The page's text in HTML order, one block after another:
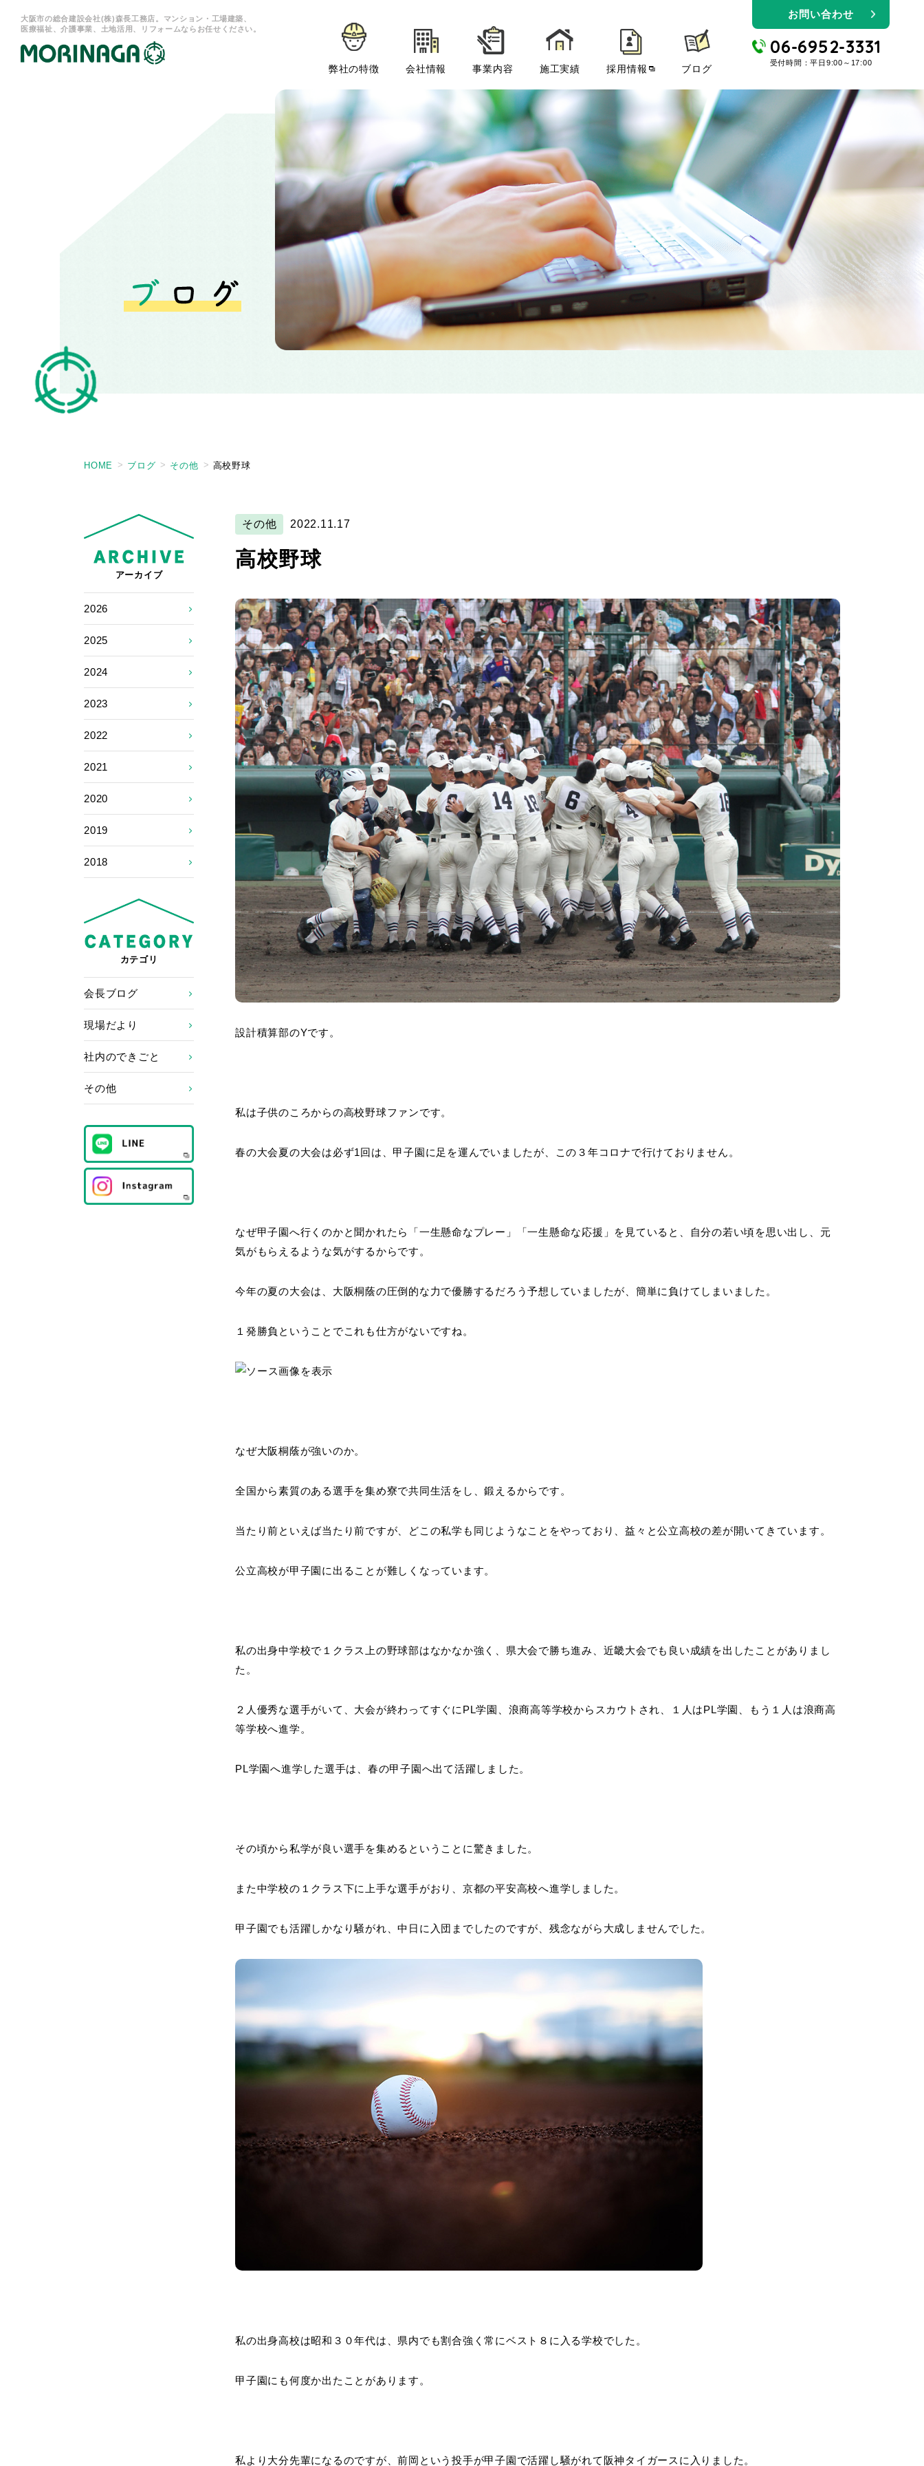
大阪市の総合建設会社(株)森長工務店。マンション・工場建築、
医療福祉、介護事業、土地活用、リフォームならお任せください。
弊社の特徴 会社情報 事業内容 施工実績 採用情報 ブログ
お問い合わせ
06-6952-3331
受付時間：平日9:00～17:00
HOME ブログ その他 高校野球
その他 2022.11.17
高校野球
設計積算部のYです。
私は子供のころからの高校野球ファンです。
春の大会夏の大会は必ず1回は、甲子園に足を運んでいましたが、この３年コロナで行けておりません。
なぜ甲子園へ行くのかと聞かれたら「一生懸命なプレー」「一生懸命な応援」を見ていると、自分の若い頃を思い出し、元
気がもらえるような気がするからです。
今年の夏の大会は、大阪桐蔭の圧倒的な力で優勝するだろう予想していましたが、簡単に負けてしまいました。
１発勝負ということでこれも仕方がないですね。
なぜ大阪桐蔭が強いのか。
全国から素質のある選手を集め寮で共同生活をし、鍛えるからです。
当たり前といえば当たり前ですが、どこの私学も同じようなことをやっており、益々と公立高校の差が開いてきています。
公立高校が甲子園に出ることが難しくなっています。
私の出身中学校で１クラス上の野球部はなかなか強く、県大会で勝ち進み、近畿大会でも良い成績を出したことがありまし
た。
２人優秀な選手がいて、大会が終わってすぐにPL学園、浪商高等学校からスカウトされ、１人はPL学園、もう１人は浪商高
等学校へ進学。
PL学園へ進学した選手は、春の甲子園へ出て活躍しました。
その頃から私学が良い選手を集めるということに驚きました。
また中学校の１クラス下に上手な選手がおり、京都の平安高校へ進学しました。
甲子園でも活躍しかなり騒がれ、中日に入団までしたのですが、残念ながら大成しませんでした。
私の出身高校は昭和３０年代は、県内でも割合強く常にベスト８に入る学校でした。
甲子園にも何度か出たことがあります。
私より大分先輩になるのですが、前岡という投手が甲子園で活躍し騒がれて阪神タイガースに入りました。
アーカイブ
2026
2025
2024
2023
2022
2021
2020
2019
2018
カテゴリ
会長ブログ
現場だより
社内のできごと
その他